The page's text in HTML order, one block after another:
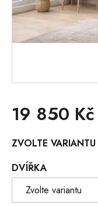
19 850 Kč
cena:
ZVOLTE VARIANTU
DVÍŘKA